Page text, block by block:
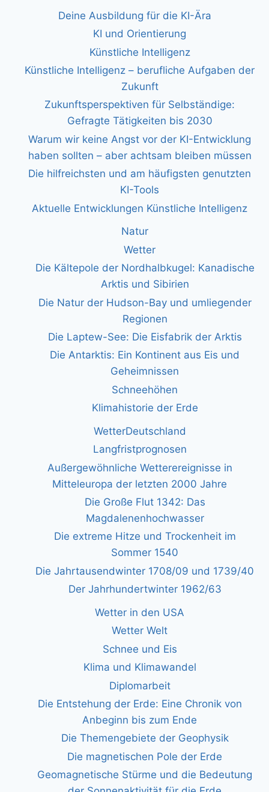
Deine Ausbildung für die KI-Ära
KI und Orientierung
Künstliche Intelligenz
Künstliche Intelligenz – berufliche Aufgaben der
Zukunft
Zukunftsperspektiven für Selbständige:
Gefragte Tätigkeiten bis 2030
Warum wir keine Angst vor der KI-Entwicklung
haben sollten – aber achtsam bleiben müssen
Die hilfreichsten und am häufigsten genutzten
KI-Tools
Aktuelle Entwicklungen Künstliche Intelligenz
Natur
Wetter
Die Kältepole der Nordhalbkugel: Kanadische
Arktis und Sibirien
Die Natur der Hudson-Bay und umliegender
Regionen
Die Laptew-See: Die Eisfabrik der Arktis
Die Antarktis: Ein Kontinent aus Eis und
Geheimnissen
Schneehöhen
Klimahistorie der Erde
WetterDeutschland
Langfristprognosen
Außergewöhnliche Wetterereignisse in
Mitteleuropa der letzten 2000 Jahre
Die Große Flut 1342: Das
Magdalenenhochwasser
Die extreme Hitze und Trockenheit im
Sommer 1540
Die Jahrtausendwinter 1708/09 und 1739/40
Der Jahrhundertwinter 1962/63
Wetter in den USA
Wetter Welt
Schnee und Eis
Klima und Klimawandel
Diplomarbeit
Die Entstehung der Erde: Eine Chronik von
Anbeginn bis zum Ende
Die Themengebiete der Geophysik
Die magnetischen Pole der Erde
Geomagnetische Stürme und die Bedeutung